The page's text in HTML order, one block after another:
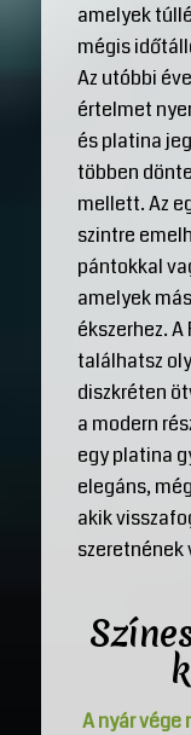
amelyek
mégis
Az utóbbi
értelmet
és platina
többen
mellett. Az
szintre
pántokkal
amelyek
ékszerhez.
találhatsz
diszkréten
a modern
egy platina
elegáns,
akik
A nyár vége